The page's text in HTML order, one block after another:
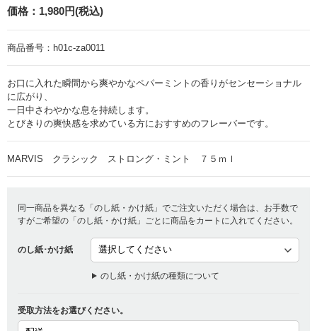
価格： 1,980円(税込)
商品番号： h01c-za0011
お口に入れた瞬間から爽やかなペパーミントの香りがセンセーショナル
に広がり、
一日中さわやかな息を持続します。
とびきりの爽快感を求めている方におすすめのフレーバーです。
MARVIS クラシック ストロング・ミント ７５ｍｌ
同一商品を異なる「のし紙・かけ紙」でご注文いただく場合は、お手数で
すがご希望の「のし紙・かけ紙」ごとに商品をカートに入れてください。
のし紙･かけ紙
のし紙・かけ紙の種類について
受取方法をお選びください。